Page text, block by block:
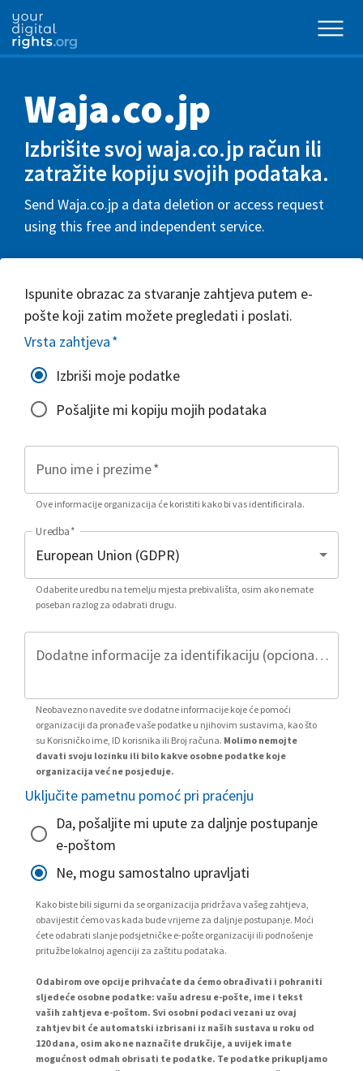
Waja.co.jp
Izbrišite svoj waja.co.jp račun ili
zatražite kopiju svojih podataka.
Send Waja.co.jp a data deletion or access request
using this free and independent service.
Ispunite obrazac za stvaranje zahtjeva putem e-
pošte koji zatim možete pregledati i poslati.
Vrsta zahtjeva*
Izbriši moje podatke
Pošaljite mi kopiju mojih podataka
Puno ime i prezime*
Ove informacije organizacija će koristiti kako bi vas identificirala.
Uredba*
Odaberite uredbu na temelju mjesta prebivališta, osim ako nemate
poseban razlog za odabrati drugu.
Dodatne informacije za identifikaciju (opcionalno)
Neobavezno navedite sve dodatne informacije koje će pomoći
organizaciji da pronađe vaše podatke u njihovim sustavima, kao što
su Korisničko ime, ID korisnika ili Broj računa. Molimo nemojte
davati svoju lozinku ili bilo kakve osobne podatke koje
organizacija već ne posjeduje.
Uključite pametnu pomoć pri praćenju
Da, pošaljite mi upute za daljnje postupanje
e-poštom
Ne, mogu samostalno upravljati
Kako biste bili sigurni da se organizacija pridržava vašeg zahtjeva,
obavijestit ćemo vas kada bude vrijeme za daljnje postupanje. Moći
ćete odabrati slanje podsjetničke e-pošte organizaciji ili podnošenje
pritužbe lokalnoj agenciji za zaštitu podataka.
Odabirom ove opcije prihvaćate da ćemo obrađivati i pohraniti
sljedeće osobne podatke: vašu adresu e-pošte, ime i tekst
vaših zahtjeva e-poštom. Svi osobni podaci vezani uz ovaj
zahtjev bit će automatski izbrisani iz naših sustava u roku od
120 dana, osim ako ne naznačite drukčije, a uvijek imate
mogućnost odmah obrisati te podatke. Te podatke prikupljamo